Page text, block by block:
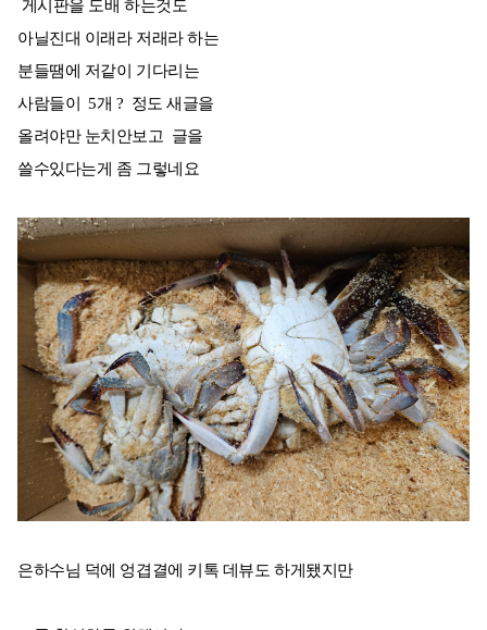
게시판을 도배 하는것도
아닐진대 이래라 저래라 하는
분들땜에 저같이 기다리는
사람들이 5개 ? 정도 새글을
올려야만 눈치안보고 글을
쓸수있다는게 좀 그렇네요
은하수님 덕에 엉겹결에 키톡 데뷰도 하게됐지만